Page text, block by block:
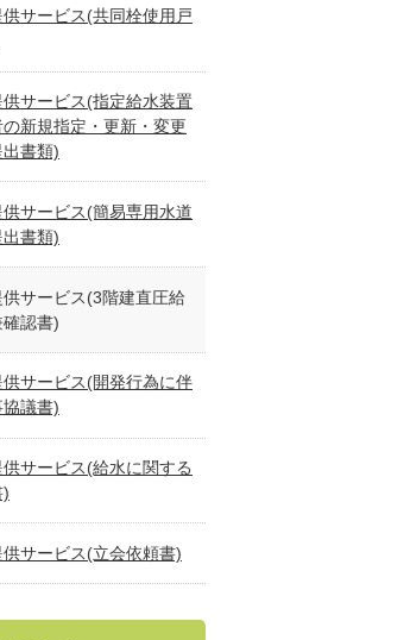
サービス(共同栓使用戸
サービス(指定給水装置
新規指定・更新・変更
書類)
サービス(簡易専用水道
書類)
サービス(3階建直圧給
認書)
サービス(開発行為に伴
協議書)
サービス(給水に関する
)
サービス(立会依頼書)